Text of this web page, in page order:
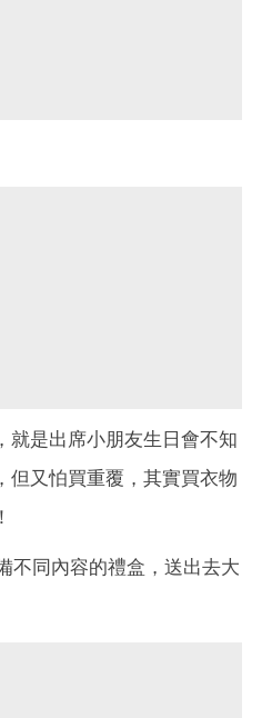
就是出席小朋友生日會不知
但又怕買重覆，其實買衣物
不同內容的禮盒，送出去大